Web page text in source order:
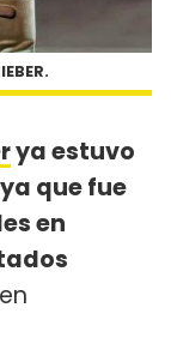
ya estuvo
que fue
en